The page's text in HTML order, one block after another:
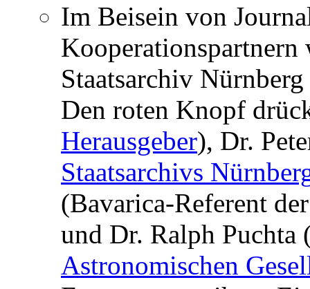
Im Beisein von
Staatsarchiv
Den roten Knopf
Herausgeber), Dr.
Staatsarchivs
(Bavarica-Referent
und Dr. Ralph
Astronomischen